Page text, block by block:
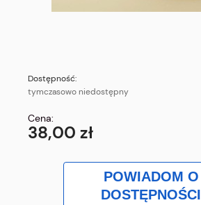
Dostępność:
tymczasowo niedostępny
Cena:
38,00 zł
POWIADOM O
DOSTĘPNOŚCI